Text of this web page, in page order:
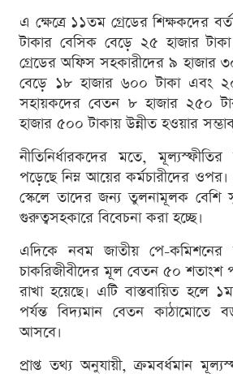
এ ক্ষেত্রে ১১তম গ্রেডের শিক্ষকদের
টাকার বেসিক বেড়ে ২৫ হাজার
গ্রেডের অফিস সহকারীদের ৯ হাজার
বেড়ে ১৮ হাজার ৬০০ টাকা এবং
সহায়কদের বেতন ৮ হাজার ২৫০
হাজার ৫০০ টাকায় উন্নীত হওয়ার
নীতিনির্ধারকদের মতে,
পড়েছে নিম্ন আয়ের কর্মচারীদের
স্কেলে তাদের জন্য তুলনামূলক বেশি
গুরুত্বসহকারে বিবেচনা করা হচ্ছে।
এদিকে নবম জাতীয় পে-কমিশনের
চাকরিজীবীদের মূল বেতন ৫০ শতাংশ
রাখা হয়েছে। এটি বাস্তবায়িত হলে
পর্যন্ত বিদ্যমান বেতন কাঠামোতে
আসবে।
প্রাপ্ত তথ্য অনুযায়ী, ক্রমবর্ধমান